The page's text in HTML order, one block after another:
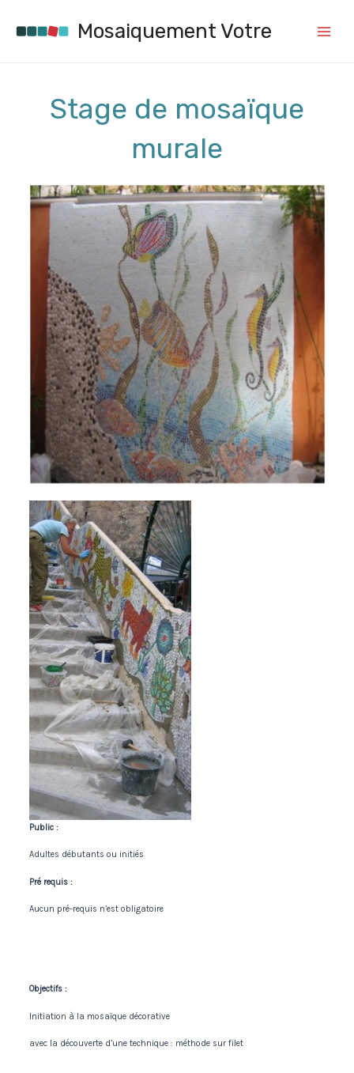
contenu
Mosaiquement Votre
Main
Stage de mosaïque
murale
Public :
Adultes débutants ou initiés
Pré requis :
Aucun pré-requis n’est obligatoire
Objectifs :
Initiation à la mosaïque décorative
avec la découverte d’une technique : méthode sur filet